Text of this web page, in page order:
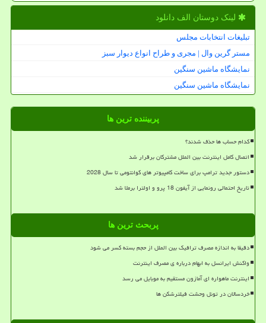
لینک دوستان الف دانلود
تبلیغات انتخابات مجلس
مستر گرین وال | مجری و طراح انواع دیوار سبز
نمایشگاه ماشین سنگین
نمایشگاه ماشین سنگین
پربیننده ترین ها
کدام حساب ها حذف شدند؟
اتصال کامل اینترنت بین الملل مشترکان برقرار شد
دستور جدید ترامپ برای ساخت کامپیوتر های کوانتومی تا سال 2028
تاریخ احتمالی رونمایی از آیفون 18 پرو و اولترا برملا شد
پربحث ترین ها
دقیقا به اندازه مصرف ترافیک بین الملل از حجم بسته کسر می شود
واکنش ایرانسل به ابهام درباره ی مصرف اینترنت
اینترنت ماهواره ای آمازون مستقیم به موبایل می رسد
خردسالان در تونل وحشت فیلترشکن ها